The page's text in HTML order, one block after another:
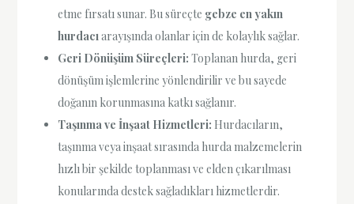
etme fırsatı sunar. Bu süreçte gebze en yakın
hurdacı arayışında olanlar için de kolaylık sağlar.
Geri Dönüşüm Süreçleri: Toplanan hurda, geri
dönüşüm işlemlerine yönlendirilir ve bu sayede
doğanın korunmasına katkı sağlanır.
Taşınma ve İnşaat Hizmetleri: Hurdacıların,
taşınma veya inşaat sırasında hurda malzemelerin
hızlı bir şekilde toplanması ve elden çıkarılması
konularında destek sağladıkları hizmetlerdir.